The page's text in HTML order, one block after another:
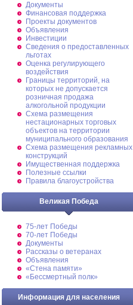
Документы
Финансовая поддержка
Проекты документов
Объявления
Инвестиции
Сведения о предоставленных
льготах
Оценка регулирующего
воздействия
Границы территорий, на
которых не допускается
розничная продажа
алкогольной продукции
Схема размещения
нестационарных торговых
объектов на территории
муниципального образования
Схема размещения рекламных
конструкций
Имущественная поддержка
Полезные ссылки
Правила благоустройства
Великая Победа
75-лет Победы
70-лет Победы
Документы
Рассказы о ветеранах
Объявления
«Стена памяти»
«Бессмертный полк»
Информация для населения